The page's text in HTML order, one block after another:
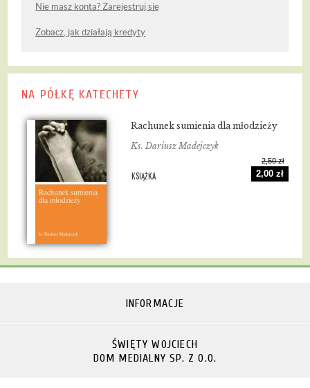
Nie masz konta? Zarejestruj się
Zobacz, jak działają kredyty
NA PÓŁKĘ KATECHETY
Rachunek sumienia dla młodzieży
Ks. Dariusz Madejczyk
KSIĄŻKA
2,50 zł
2,00 zł
INFORMACJE
ŚWIĘTY WOJCIECH
DOM MEDIALNY SP. Z O.O.